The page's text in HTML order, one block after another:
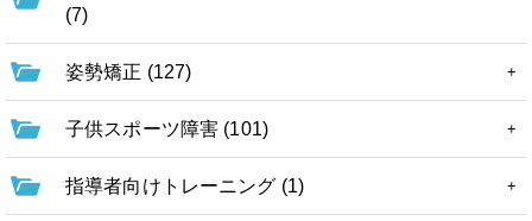
(7)
姿勢矯正 (127)
子供スポーツ障害 (101)
指導者向けトレーニング (1)